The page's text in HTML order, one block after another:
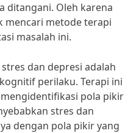
ditangani. Oleh karena
mencari metode terapi
masalah ini.
dan depresi adalah
perilaku. Terapi ini
pola pikir
stres dan
dengan pola pikir yang